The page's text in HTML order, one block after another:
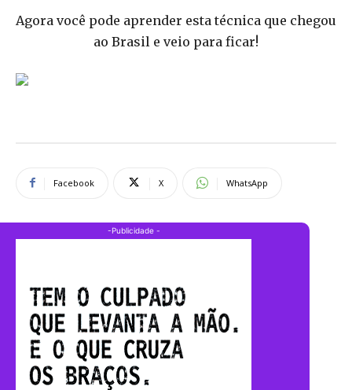
Agora você pode aprender esta técnica que chegou
ao Brasil e veio para ficar!
Facebook X WhatsApp
-Publicidade -